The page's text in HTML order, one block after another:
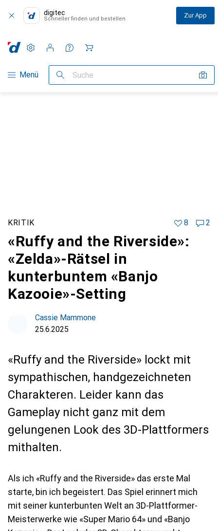
digitec
Schneller finden und bestellen Zur App
Navigation nach Kategorien
Menü Suche
Einstellungen
Kundenkonto
Vergleichslisten
Merklisten
Warenkorb
KRITIK 8 2
«Ruffy and the Riverside»:
«Zelda»-Rätsel in
kunterbuntem «Banjo
Kazooie»-Setting
Cassie Mammone
25.6.2025
«Ruffy and the Riverside» lockt mit
sympathischen, handgezeichneten
Charakteren. Leider kann das
Gameplay nicht ganz mit dem
gelungenen Look des 3D-Plattformers
mithalten.
Als ich «Ruffy and the Riverside» das erste Mal
starte, bin ich begeistert. Das Spiel erinnert mich
mit seiner kunterbunten Welt an 3D-Plattformer-
Meisterwerke wie «Super Mario 64» und «Banjo